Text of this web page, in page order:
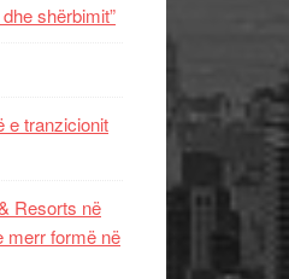
shërbimit”
e tranzicionit
Resorts në
merr formë në